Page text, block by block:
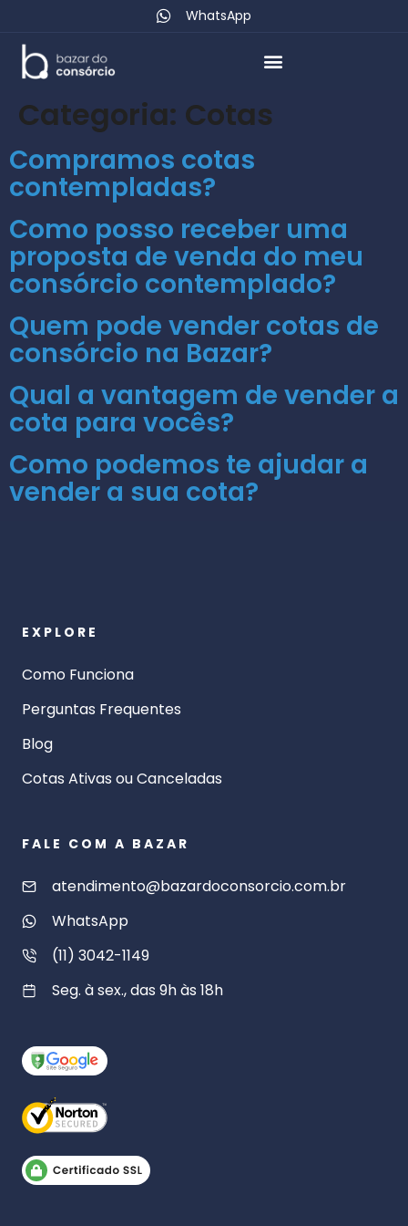
WhatsApp
Categoria: Cotas
Compramos cotas
contempladas?
Como posso receber uma
proposta de venda do meu
consórcio contemplado?
Quem pode vender cotas de
consórcio na Bazar?
Qual a vantagem de vender a
cota para vocês?
Como podemos te ajudar a
vender a sua cota?
EXPLORE
Como Funciona
Perguntas Frequentes
Blog
Cotas Ativas ou Canceladas
FALE COM A BAZAR
atendimento@bazardoconsorcio.com.br
WhatsApp
(11) 3042-1149
Seg. à sex., das 9h às 18h